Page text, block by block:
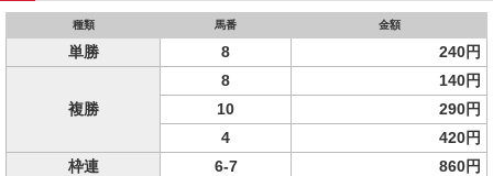
種類 馬番 金額
単勝 8 240円
複勝
8
140円
10
290円
4
420円
枠連
6-7 860円